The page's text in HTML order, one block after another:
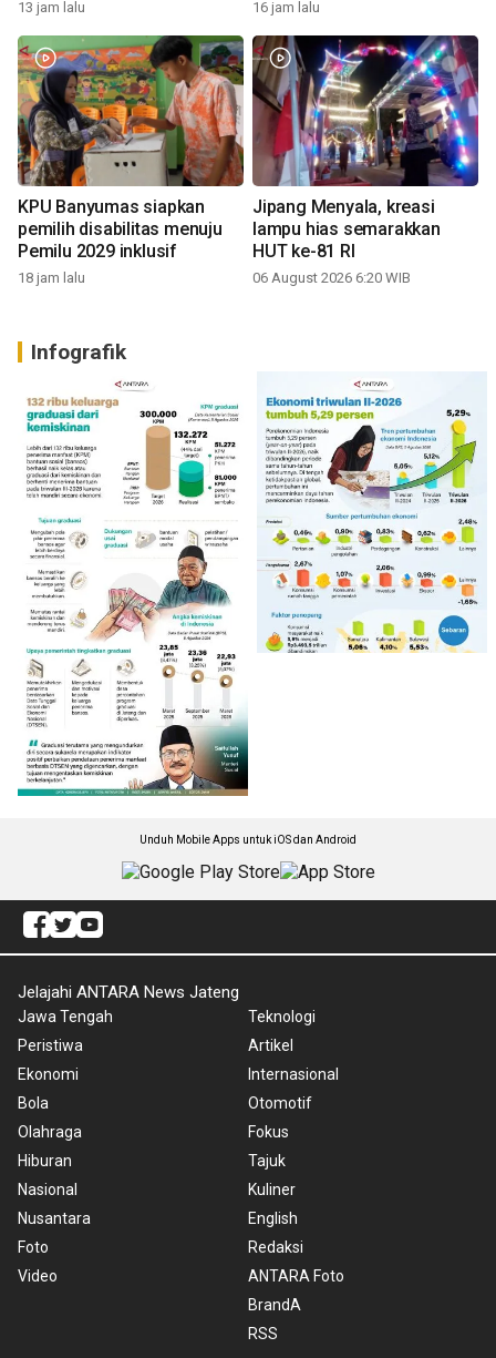
13 jam lalu 16 jam lalu
KPU Banyumas siapkan
pemilih disabilitas menuju
Pemilu 2029 inklusif
18 jam lalu
Jipang Menyala, kreasi
lampu hias semarakkan
HUT ke-81 RI
06 August 2026 6:20 WIB
Infografik
Unduh Mobile Apps untuk iOS dan Android
Jelajahi ANTARA News Jateng
Jawa Tengah
Peristiwa
Ekonomi
Bola
Olahraga
Hiburan
Nasional
Nusantara
Foto
Video
Teknologi
Artikel
Internasional
Otomotif
Fokus
Tajuk
Kuliner
English
Redaksi
ANTARA Foto
BrandA
RSS